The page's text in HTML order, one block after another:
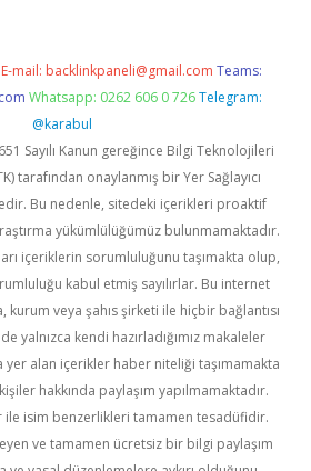
E-mail: backlinkpaneli@gmail.com Teams:
Whatsapp: 0262 606 0 726 Telegram:
@karabul
Sayılı Kanun gereğince Bilgi Teknolojileri
tarafından onaylanmış bir Yer Sağlayıcı
Bu nedenle, sitedeki içerikleri proaktif
yükümlülüğümüz bulunmamaktadır.
içeriklerin sorumluluğunu taşımakta olup,
kabul etmiş sayılırlar. Bu internet
veya şahıs şirketi ile hiçbir bağlantısı
yalnızca kendi hazırladığımız makaleler
yer alan içerikler haber niteliği taşımamakta
hakkında paylaşım yapılmamaktadır.
ile isim benzerlikleri tamamen tesadüfidir.
ve tamamen ücretsiz bir bilgi paylaşım